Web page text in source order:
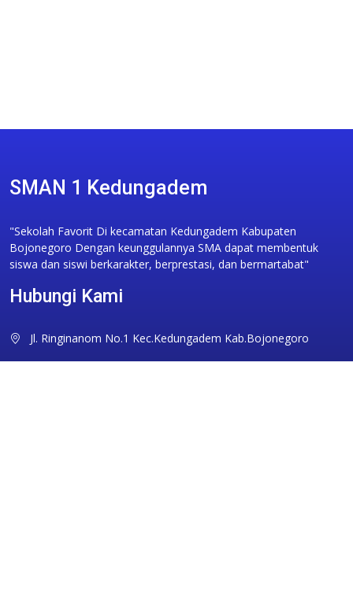
SMAN 1 Kedungadem
"Sekolah Favorit Di kecamatan Kedungadem Kabupaten
Bojonegoro Dengan keunggulannya SMA dapat membentuk
siswa dan siswi berkarakter, berprestasi, dan bermartabat"
Hubungi Kami
Jl. Ringinanom No.1 Kec.Kedungadem Kab.Bojonegoro